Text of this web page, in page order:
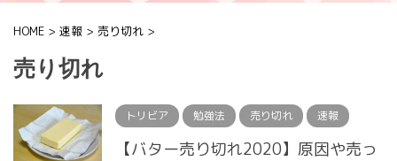
HOME > 速報 > 売り切れ >
売り切れ
トリビア 勉強法 売り切れ 速報
【バター売り切れ2020】原因や売っ